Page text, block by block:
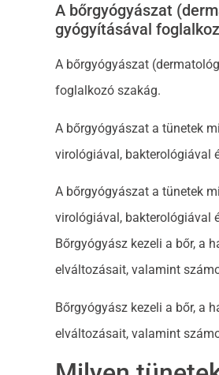
számon: 06 23 534-
560
A bőrgyógyászat
gyógyításával
A bőrgyógyászat
foglalkozó szakág.
A bőrgyógyászat a tünetek
virológiával, bakterológiával
A bőrgyógyászat a tünetek
virológiával, bakterológiával
Bőrgyógyász kezeli a bőr, a
elváltozásait, valamint
Bőrgyógyász kezeli a bőr, a
elváltozásait, valamint